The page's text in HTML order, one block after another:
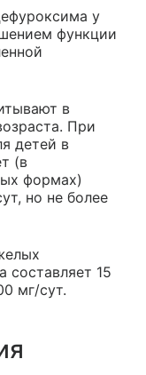
у
функции
в
При
детей в
(в
формах)
но не более
составляет 15
мг/сут.